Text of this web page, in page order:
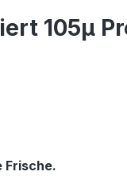
105µ
Frische.